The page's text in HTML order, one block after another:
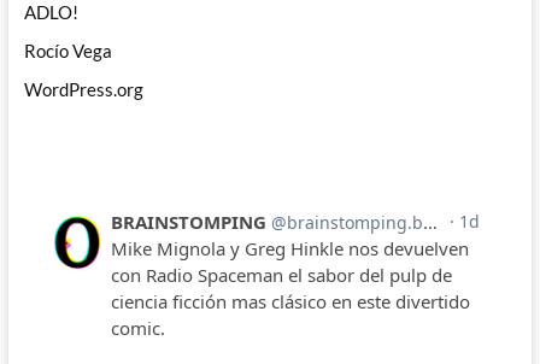
ADLO!
Rocío Vega
WordPress.org